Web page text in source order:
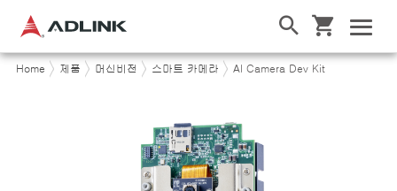
Home 제품 머신비전 스마트 카메라 AI Camera Dev Kit